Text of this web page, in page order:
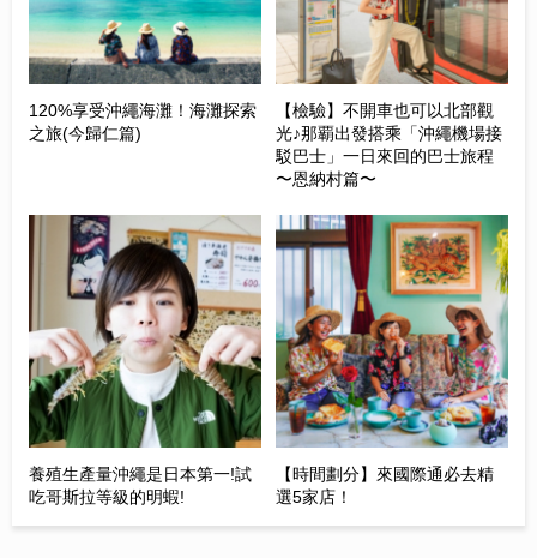
120%享受沖繩海灘！海灘探索
之旅(今歸仁篇)
【檢驗】不開車也可以北部觀
光♪那覇出發搭乘「沖繩機場接
駁巴士」一日來回的巴士旅程
〜恩納村篇〜
養殖生產量沖繩是日本第一!試
吃哥斯拉等級的明蝦!
【時間劃分】來國際通必去精
選5家店！